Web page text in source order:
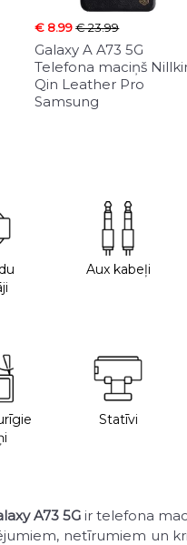
€ 8.99€ 23.99
Galaxy A A73 5G
Telefona maciņš
Qin Leather Pro
Samsung
Aux kabeļi
Statīvi
A73 5Gir telefona
netīrumiem un